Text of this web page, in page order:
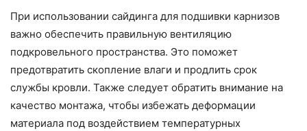
При использовании сайдинга для подшивки карнизов
важно обеспечить правильную вентиляцию
подкровельного пространства. Это поможет
предотвратить скопление влаги и продлить срок
службы кровли. Также следует обратить внимание на
качество монтажа, чтобы избежать деформации
материала под воздействием температурных